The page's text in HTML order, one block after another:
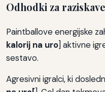
Odhodki za
Paintballove energijske
kalorij na uro] aktivne
sestavo.
Agresivni igralci, ki